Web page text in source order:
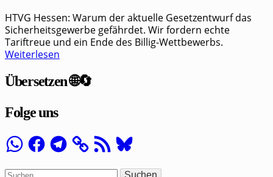
HTVG Hessen: Warum der aktuelle Gesetzentwurf das
Sicherheitsgewerbe gefährdet. Wir fordern echte
Tariftreue und ein Ende des Billig-Wettbewerbs.
Weiterlesen
Übersetzen 🌐🔄
Folge uns
WhatsApp
FacebookTelegram RSS-
Feed
Bluesky
Suchen